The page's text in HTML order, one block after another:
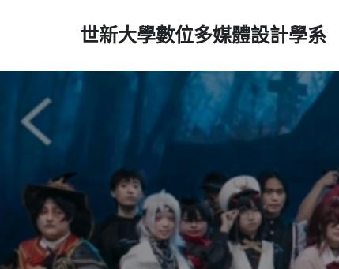
世新大學數位多媒體設計學系